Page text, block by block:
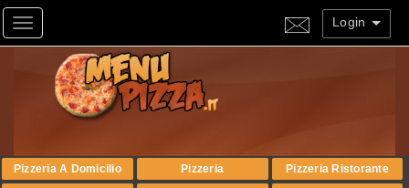
Toggle navigation Login
Pizzeria A Domicilio Pizzeria
Pizzeria Ristorante